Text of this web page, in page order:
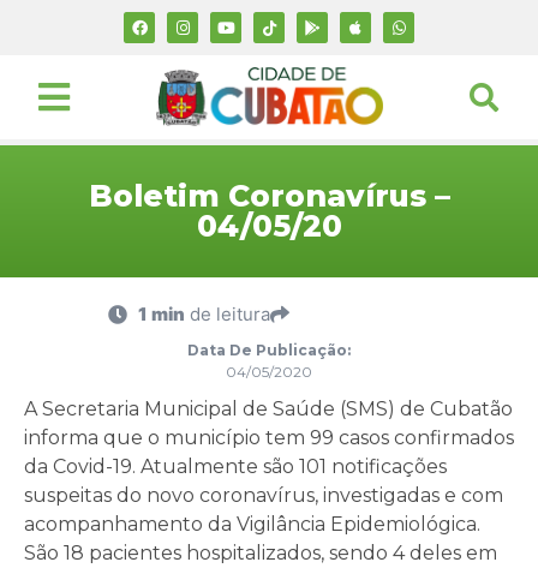
Boletim Coronavírus –
04/05/20
1 min de leitura
Data De Publicação:
04/05/2020
A Secretaria Municipal de Saúde (SMS) de Cubatão
informa que o município tem 99 casos confirmados
da Covid-19. Atualmente são 101 notificações
suspeitas do novo coronavírus, investigadas e com
acompanhamento da Vigilância Epidemiológica.
São 18 pacientes hospitalizados, sendo 4 deles em